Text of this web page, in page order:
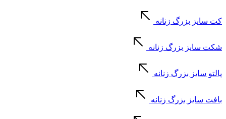
کت سایز بزرگ زنانه
شکت سایز بزرگ زنانه
پالتو سایز بزرگ زنانه
بافت سایز بزرگ زنانه